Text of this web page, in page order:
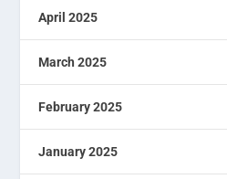
April 2025
March 2025
February 2025
January 2025